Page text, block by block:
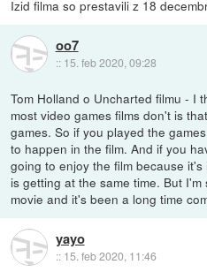
Izid filma so prestavili z 18
oo7
:: 15. feb 2020, 09:28
Tom Holland o Uncharted filmu - I
most video games films don't is
games. So if you played the
to happen in the film. And if you
going to enjoy the film because
is getting at the same time. But
movie and it's been a long time
yayo
:: 15. feb 2020, 11:46